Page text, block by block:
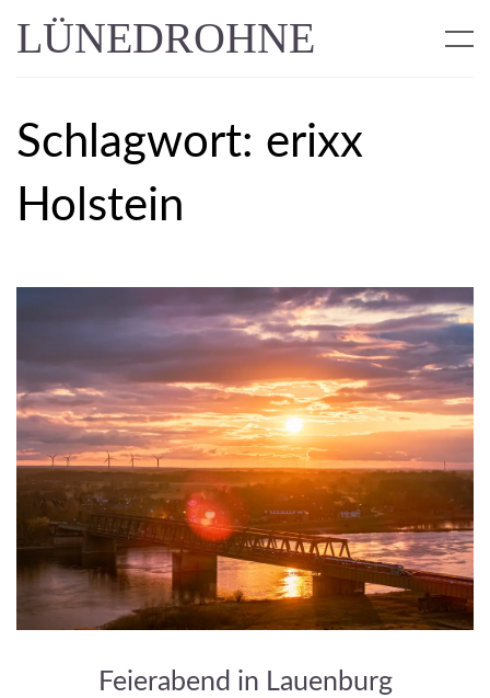
LÜNEDROHNE
Schlagwort: erixx
Holstein
Feierabend in Lauenburg